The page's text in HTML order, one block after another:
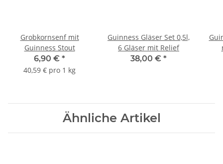
Grobkornsenf mit
Guinness Stout
6,90 € *
40,59 € pro 1 kg
Guinness Gläser Set 0,5l,
6 Gläser mit Relief
38,00 € *
Ähnliche Artikel